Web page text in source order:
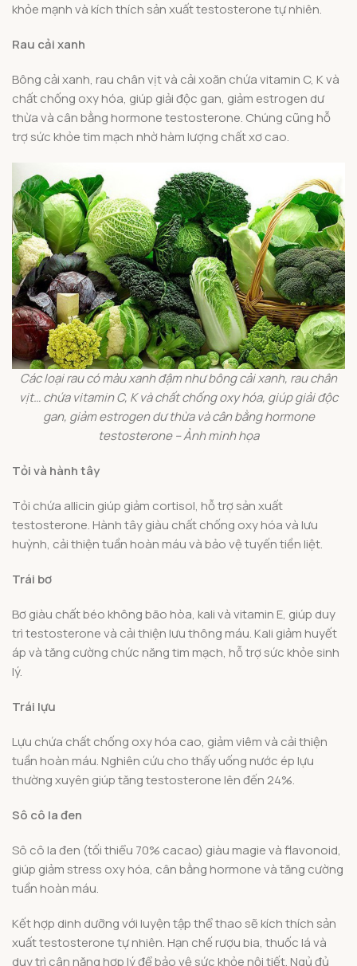
khỏe mạnh và kích thích sản xuất testosterone tự nhiên.
Rau cải xanh
Bông cải xanh, rau chân vịt và cải xoăn chứa vitamin C, K và
chất chống oxy hóa, giúp giải độc gan, giảm estrogen dư
thừa và cân bằng hormone testosterone. Chúng cũng hỗ
trợ sức khỏe tim mạch nhờ hàm lượng chất xơ cao.
Các loại rau có màu xanh đậm như bông cải xanh, rau chân
vịt… chứa vitamin C, K và chất chống oxy hóa, giúp giải độc
gan, giảm estrogen dư thừa và cân bằng hormone
testosterone – Ảnh minh họa
Tỏi và hành tây
Tỏi chứa allicin giúp giảm cortisol, hỗ trợ sản xuất
testosterone. Hành tây giàu chất chống oxy hóa và lưu
huỳnh, cải thiện tuần hoàn máu và bảo vệ tuyến tiền liệt.
Trái bơ
Bơ giàu chất béo không bão hòa, kali và vitamin E, giúp duy
trì testosterone và cải thiện lưu thông máu. Kali giảm huyết
áp và tăng cường chức năng tim mạch, hỗ trợ sức khỏe sinh
lý.
Trái lựu
Lựu chứa chất chống oxy hóa cao, giảm viêm và cải thiện
tuần hoàn máu. Nghiên cứu cho thấy uống nước ép lựu
thường xuyên giúp tăng testosterone lên đến 24%.
Sô cô la đen
Sô cô la đen (tối thiểu 70% cacao) giàu magie và flavonoid,
giúp giảm stress oxy hóa, cân bằng hormone và tăng cường
tuần hoàn máu.
Kết hợp dinh dưỡng với luyện tập thể thao sẽ kích thích sản
xuất testosterone tự nhiên. Hạn chế rượu bia, thuốc lá và
duy trì cân nặng hợp lý để bảo vệ sức khỏe nội tiết. Ngủ đủ